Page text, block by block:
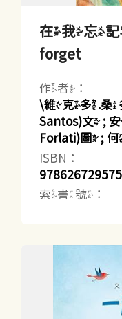
在我忘記
forget
作者：
\維克多.桑多
Santos)文 ;
Forlati)圖 ;
ISBN：
索書號：